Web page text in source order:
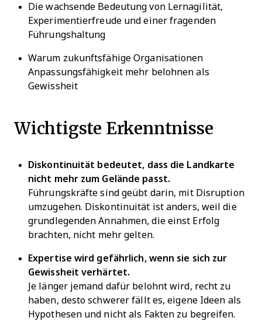
Die wachsende Bedeutung von Lernagilität,
Experimentierfreude und einer fragenden
Führungshaltung
Warum zukunftsfähige Organisationen
Anpassungsfähigkeit mehr belohnen als
Gewissheit
Wichtigste Erkenntnisse
Diskontinuität bedeutet, dass die Landkarte
nicht mehr zum Gelände passt.
Führungskräfte sind geübt darin, mit Disruption
umzugehen. Diskontinuität ist anders, weil die
grundlegenden Annahmen, die einst Erfolg
brachten, nicht mehr gelten.
Expertise wird gefährlich, wenn sie sich zur
Gewissheit verhärtet.
Je länger jemand dafür belohnt wird, recht zu
haben, desto schwerer fällt es, eigene Ideen als
Hypothesen und nicht als Fakten zu begreifen.